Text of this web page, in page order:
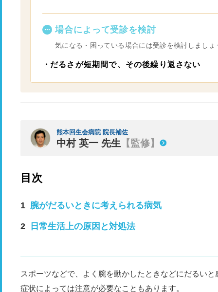
場合によって受診を検討
気になる・困っている場合には受診を検討しましょ
だるさが短期間で、その後繰り返さない
熊本回生会病院 院長補佐
中村 英一 先生 【監修】
目次
腕がだるいときに考えられる病気
日常生活上の原因と対処法
スポーツなどで、よく腕を動かしたときなどにだるい
症状によっては注意が必要なこともあります。